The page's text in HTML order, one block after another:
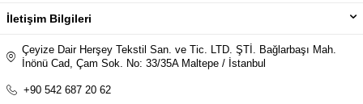
İletişim Bilgileri
Çeyize Dair Herşey Tekstil San. ve Tic. LTD. ŞTİ. Bağlarbaşı Mah.
İnönü Cad, Çam Sok. No: 33/35A Maltepe / İstanbul
+90 542 687 20 62